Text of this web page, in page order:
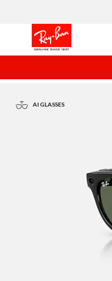
AI GLASSES